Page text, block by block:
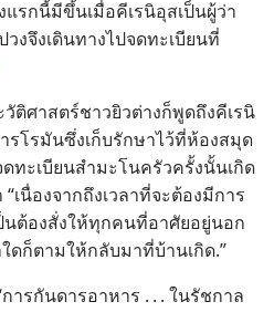
รก​นี้​มี​ขึ้น​เมื่อ​คีเรนิอุส​เป็น​ผู้​ว่า​
ง​จึง​เดิน​ทาง​ไป​จด​ทะเบียน​ที่​
ติศาสตร์​ชาว​ยิว​ต่าง​ก็​พูด​ถึง​คีเรนิ
ร​โรมัน​ซึ่ง​เก็บ​รักษา​ไว้​ที่​ห้อง​สมุด​
ทะเบียน​สำมะโนครัว​ครั้ง​นั้น​เกิด​
เนื่อง​จาก​ถึง​เวลา​ที่​จะ​ต้อง​มี​การ​
น​ต้อง​สั่ง​ให้​ทุก​คน​ที่​อาศัย​อยู่​นอก​
ด​ก็​ตาม​ให้​กลับ​มา​ที่​บ้าน​เกิด.”
าร​กันดาร​อาหาร . . . ใน​รัชกาล​